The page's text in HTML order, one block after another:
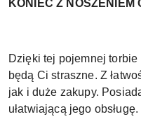
KONIEC Z
Dzięki tej pojemnej
będą Ci straszne. Z
jak i duże zakupy.
ułatwiającą jego obsługę.